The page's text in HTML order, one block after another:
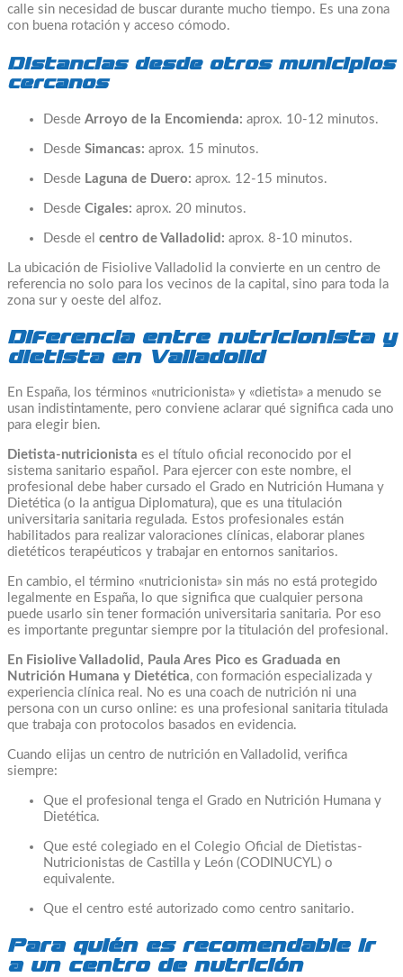
calle sin necesidad de buscar durante mucho tiempo. Es una zona
con buena rotación y acceso cómodo.
Distancias desde otros municipios
cercanos
Desde Arroyo de la Encomienda: aprox. 10-12 minutos.
Desde Simancas: aprox. 15 minutos.
Desde Laguna de Duero: aprox. 12-15 minutos.
Desde Cigales: aprox. 20 minutos.
Desde el centro de Valladolid: aprox. 8-10 minutos.
La ubicación de Fisiolive Valladolid la convierte en un centro de
referencia no solo para los vecinos de la capital, sino para toda la
zona sur y oeste del alfoz.
Diferencia entre nutricionista y
dietista en Valladolid
En España, los términos «nutricionista» y «dietista» a menudo se
usan indistintamente, pero conviene aclarar qué significa cada uno
para elegir bien.
Dietista-nutricionista es el título oficial reconocido por el
sistema sanitario español. Para ejercer con este nombre, el
profesional debe haber cursado el Grado en Nutrición Humana y
Dietética (o la antigua Diplomatura), que es una titulación
universitaria sanitaria regulada. Estos profesionales están
habilitados para realizar valoraciones clínicas, elaborar planes
dietéticos terapéuticos y trabajar en entornos sanitarios.
En cambio, el término «nutricionista» sin más no está protegido
legalmente en España, lo que significa que cualquier persona
puede usarlo sin tener formación universitaria sanitaria. Por eso
es importante preguntar siempre por la titulación del profesional.
En Fisiolive Valladolid, Paula Ares Pico es Graduada en
Nutrición Humana y Dietética, con formación especializada y
experiencia clínica real. No es una coach de nutrición ni una
persona con un curso online: es una profesional sanitaria titulada
que trabaja con protocolos basados en evidencia.
Cuando elijas un centro de nutrición en Valladolid, verifica
siempre:
Que el profesional tenga el Grado en Nutrición Humana y
Dietética.
Que esté colegiado en el Colegio Oficial de Dietistas-
Nutricionistas de Castilla y León (CODINUCYL) o
equivalente.
Que el centro esté autorizado como centro sanitario.
Para quién es recomendable ir
a un centro de nutrición